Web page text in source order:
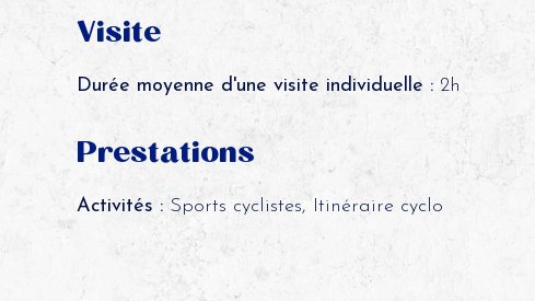
Visite
Durée moyenne d'une visite individuelle : 2h
Prestations
Activités :Sports cyclistes, Itinéraire cyclo